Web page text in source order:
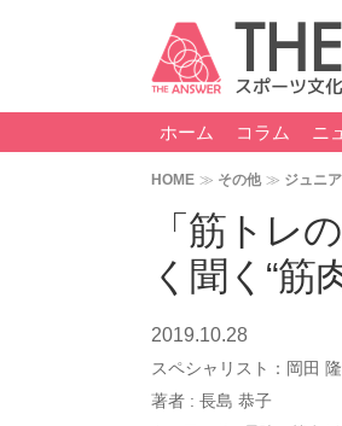
ホーム コラム ニ
HOME その他 ジュニア
「筋トレ
く聞く“筋
2019.10.28
スペシャリスト： 岡田 隆
著者 : 長島 恭子